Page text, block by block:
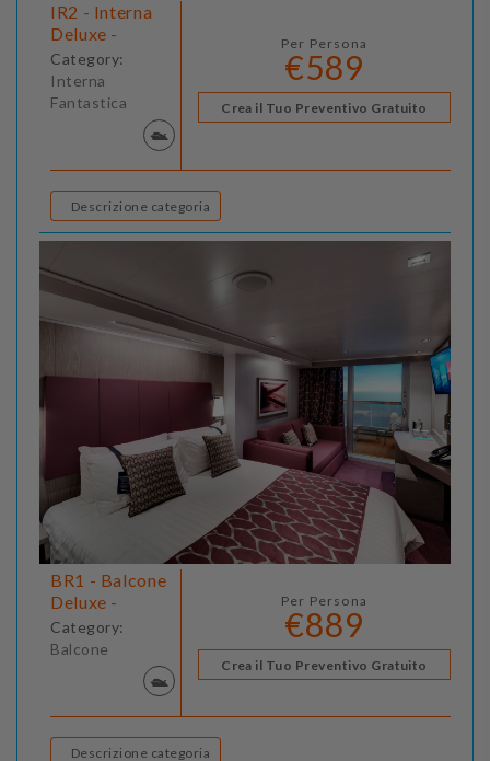
IR2 - Interna
Deluxe -
Category:
Interna
Fantastica
Per Persona
€589
Crea il Tuo Preventivo Gratuito
Descrizione categoria
BR1 - Balcone
Deluxe -
Category:
Balcone
Per Persona
€889
Crea il Tuo Preventivo Gratuito
Descrizione categoria